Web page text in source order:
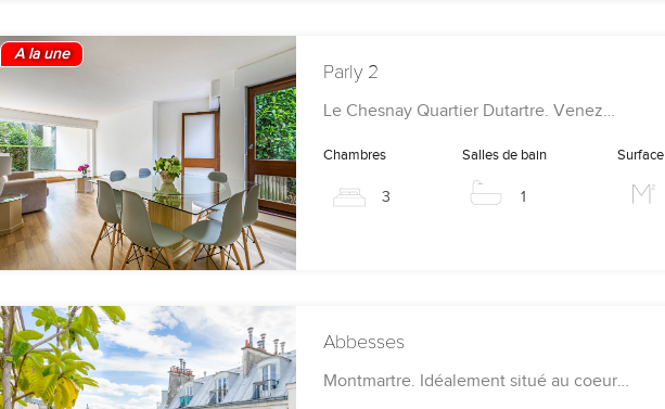
A la une
Parly 2
Le Chesnay Quartier Dutartre. Venez…
Chambres
3
Salles de bain
1
Surface
Abbesses
Montmartre. Idéalement situé au coeur…